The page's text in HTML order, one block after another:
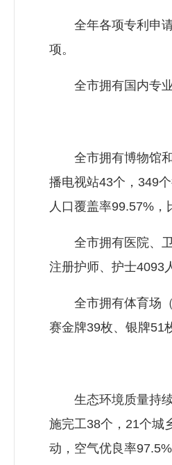
全年各项专利申请
项。
全市拥有国内专业
全市拥有博物馆和
播电视站43个，349
人口覆盖率99.57%
全市拥有医院、卫
注册护师、护士4093
全市拥有体育场（
赛金牌39枚、银牌51
生态环境质量持续
施完工38个，21个城
动，空气优良率